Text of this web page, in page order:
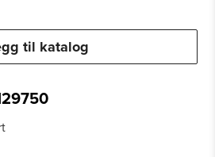
til katalog